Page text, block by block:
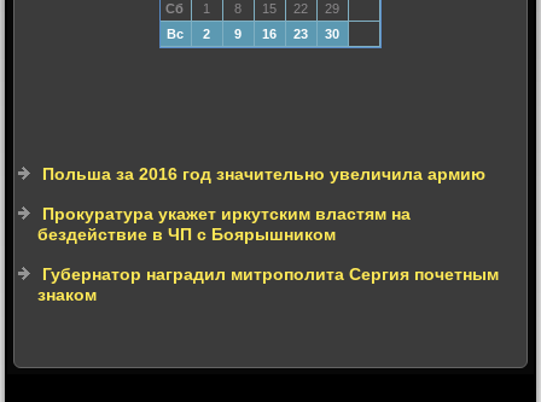
Сб
1 8 15 22
29
Вс
2 9 16 23 30
Польша за 2016 год значительно увеличила армию
Прокуратура укажет иркутским властям на
бездействие в ЧП с Боярышником
Губернатор наградил митрополита Сергия почетным
знаком